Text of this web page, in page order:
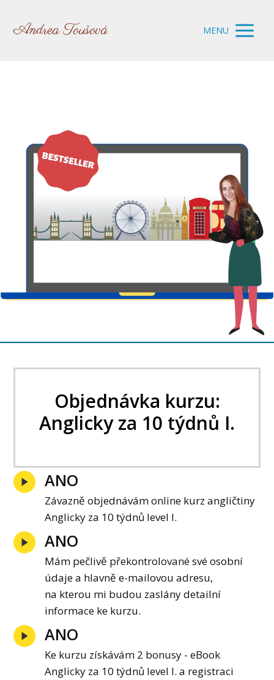
Andrea Toušová MENU
Objednávka kurzu:
Anglicky za 10 týdnů I.
ANO
Závazně objednávám online kurz angličtiny
Anglicky za 10 týdnů level I.
ANO
Mám pečlivě překontrolované své osobní
údaje a hlavně e-mailovou adresu,
na kterou mi budou zaslány detailní
informace ke kurzu.
ANO
Ke kurzu získávám 2 bonusy - eBook
Anglicky za 10 týdnů level I. a registraci